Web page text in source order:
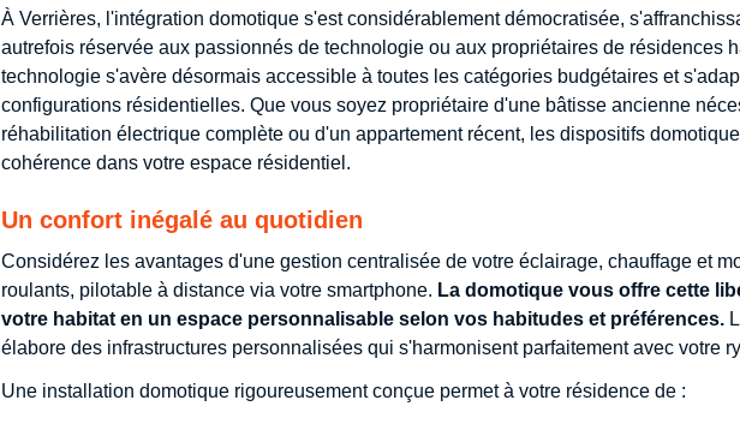
À Verrières, l'intégration domotique s'est considérablement démocratisée,
autrefois réservée aux passionnés de technologie ou aux propriétaires de résidences
technologie s'avère désormais accessible à toutes les catégories budgétaires et
configurations résidentielles. Que vous soyez propriétaire d'une bâtisse ancienne
réhabilitation électrique complète ou d'un appartement récent, les dispositifs
cohérence dans votre espace résidentiel.
Un confort inégalé au quotidien
Considérez les avantages d'une gestion centralisée de votre éclairage, chauffage et
roulants, pilotable à distance via votre smartphone. La domotique vous offre cette
votre habitat en un espace personnalisable selon vos habitudes et préférences.
élabore des infrastructures personnalisées qui s'harmonisent parfaitement avec votre
Une installation domotique rigoureusement conçue permet à votre résidence de :